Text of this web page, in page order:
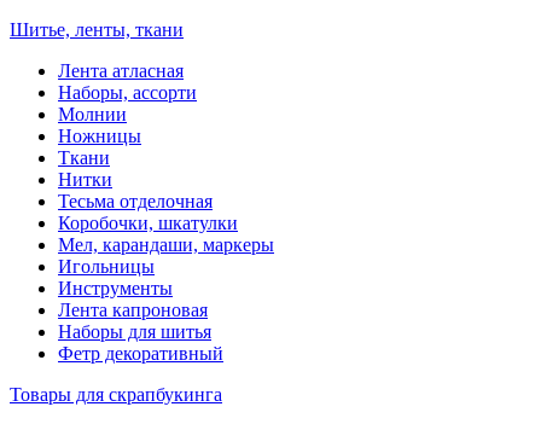
Шитье, ленты, ткани
Лента атласная
Наборы, ассорти
Молнии
Ножницы
Ткани
Нитки
Тесьма отделочная
Коробочки, шкатулки
Мел, карандаши, маркеры
Игольницы
Инструменты
Лента капроновая
Наборы для шитья
Фетр декоративный
Товары для скрапбукинга